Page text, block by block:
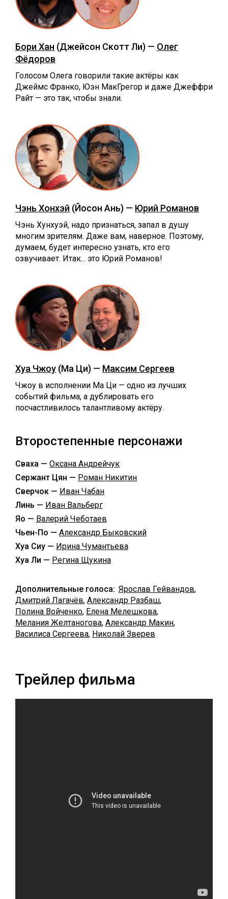
Бори Хан (Джейсон Скотт Ли) — Олег
Фёдоров
Голосом Олега говорили такие актёры как
Джеймс Франко, Юэн МакГрегор и даже Джеффри
Райт — это так, чтобы знали.
Чэнь Хонхэй (Йосон Ань) — Юрий Романов
Чэнь Хунхуэй, надо признаться, запал в душу
многим зрителям. Даже вам, наверное. Поэтому,
думаем, будет интересно узнать, кто его
озвучивает. Итак... это Юрий Романов!
Хуа Чжоу (Ма Ци) — Максим Сергеев
Чжоу в исполнении Ма Ци — одно из лучших
событий фильма, а дублировать его
посчастливилось талантливому актёру.
Второстепенные персонажи
Сваха — Оксана Андрейчук
Сержант Цян — Роман Никитин
Сверчок — Иван Чабан
Линь — Иван Вальберг
Яо — Валерий Чеботаев
Чьен-По — Александр Быковский
Хуа Сиу — Ирина Чумантьева
Хуа Ли — Регина Щукина
Дополнительные голоса: Ярослав Гейвандов,
Дмитрий Лагачёв, Александр Разбаш,
Полина Войченко, Елена Мелешкова,
Мелания Желтаногова, Александр Макин,
Василиса Сергеева, Николай Зверев
Трейлер фильма